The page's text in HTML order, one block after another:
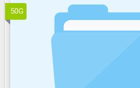
星
50G
[TH] Xenith